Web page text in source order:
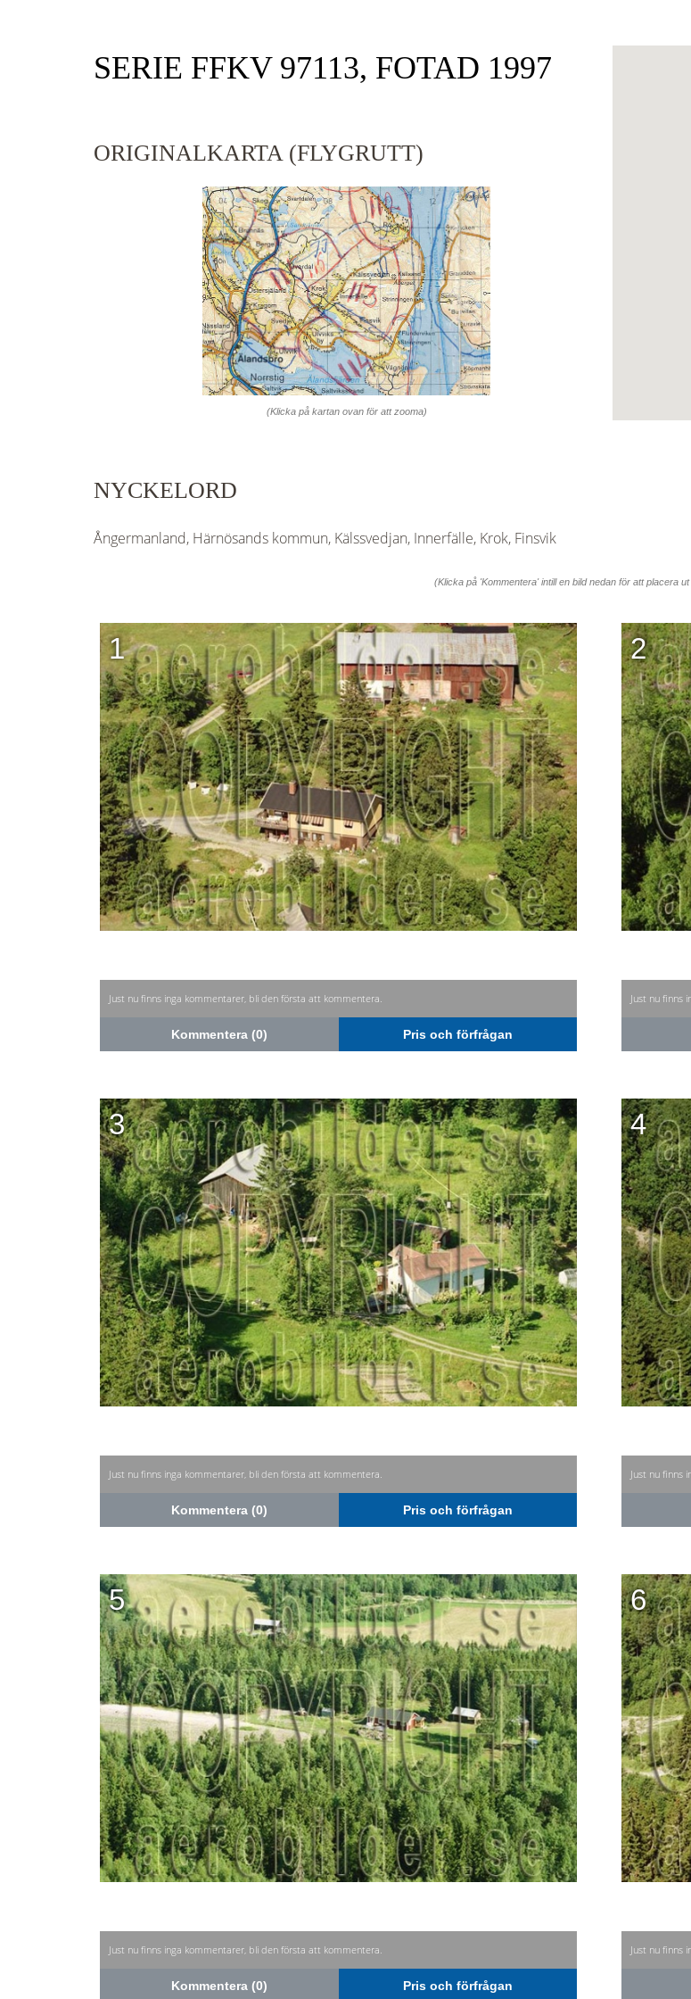
SERIE FFKV 97113, FOTAD 1997
ORIGINALKARTA (FLYGRUTT)
(Klicka på kartan ovan för att zooma)
NYCKELORD
Ångermanland, Härnösands kommun, Kälssvedjan, Innerfälle, Krok, Finsvik
(Klicka på 'Kommentera' intill en bild nedan för att placera
1
Just nu finns inga kommentarer, bli den första att kommentera.
Kommentera (0) Pris och förfrågan
2
Just nu finns
3
Just nu finns inga kommentarer, bli den första att kommentera.
Kommentera (0) Pris och förfrågan
4
Just nu finns
5
Just nu finns inga kommentarer, bli den första att kommentera.
Kommentera (0) Pris och förfrågan
6
Just nu finns